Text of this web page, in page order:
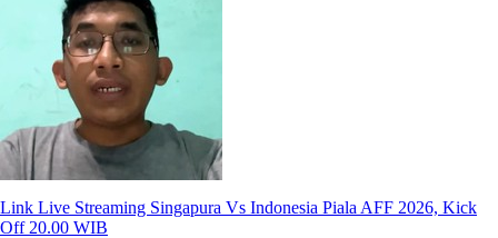
Link Live Streaming Singapura Vs Indonesia Piala AFF 2026, Kick
Off 20.00 WIB